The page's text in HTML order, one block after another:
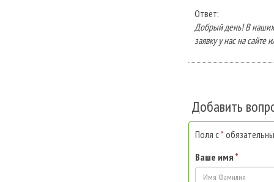
Ответ:
Добрый день! В наших
заявку у нас на
Добавить
Поля с*
Ваше имя *